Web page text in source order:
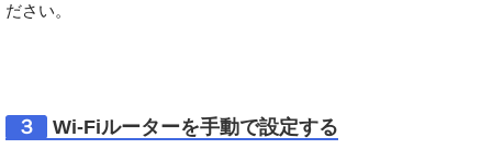
ださい。
３ Wi-Fiルーターを手動で設定する